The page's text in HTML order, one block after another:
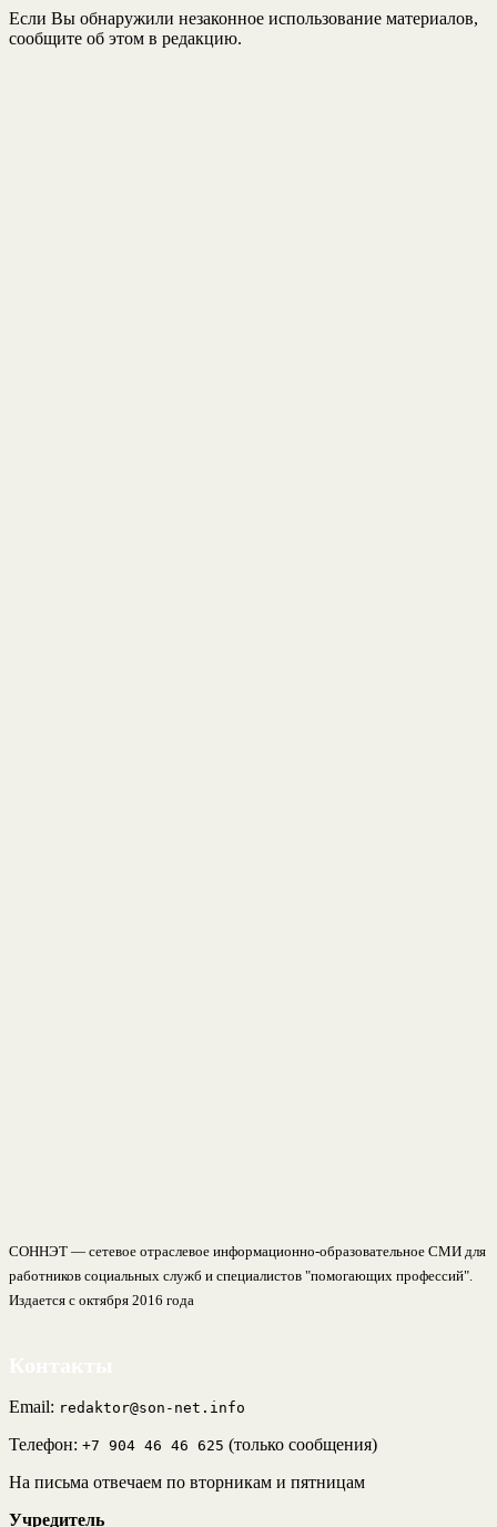
Если Вы обнаружили незаконное использование материалов,
сообщите об этом в редакцию.
СОННЭТ — сетевое отраслевое информационно-образовательное СМИ для
работников социальных служб и специалистов "помогающих профессий".
Издается с октября 2016 года
Email: redaktor@son-net.info
Телефон: +7 904 46 46 625 (только сообщения)
На письма отвечаем по вторникам и пятницам
Учредитель